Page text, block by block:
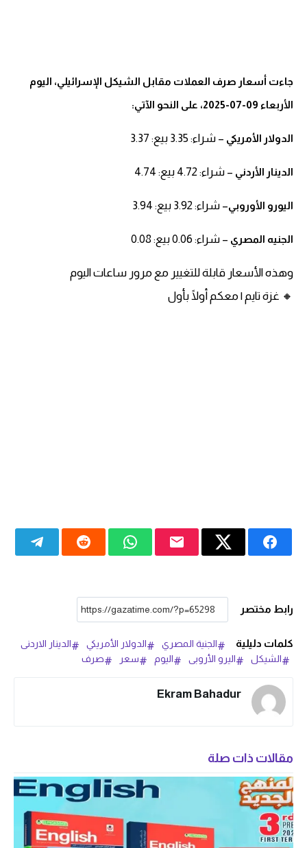
جاءت أسعار صرف العملات مقابل الشيكل الإسرائيلي، اليوم
الأربعاء 09-07-2025، على النحو الآتي:
الدولار الأمريكي – شراء: 3.35 بيع: 3.37
الدينار الأردني – شراء: 4.72 بيع: 4.74
اليورو الأوروبي– شراء: 3.92 بيع: 3.94
الجنيه المصري – شراء: 0.06 بيع: 0.08
وهذه الأسعار قابلة للتغيير مع مرور ساعات اليوم
🔸 غزة تايم | معكم أولًا بأول
رابط مختصر
كلمات دليلية الجنية المصري الدولار الأمريكي
الدينار الاردنى
الشيكل
اليرو الأروبى اليوم سعر صرف
Ekram Bahadur
مقالات ذات صلة